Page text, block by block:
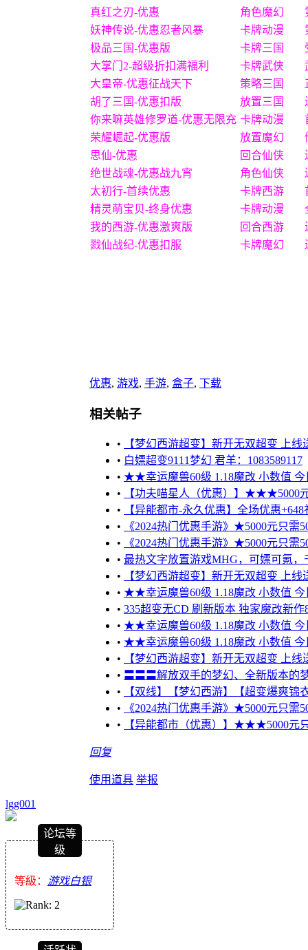
真红之刃-优惠 角色魔幻
妖神传说-优惠忍者风暴
卡牌动漫
极品三国-优惠版
卡牌三国
大掌门2-超级折扣满福利
卡牌武侠
大皇帝-优惠征战天下
策略三国
胡了三国-优惠扣版
放置三国
你来嘛英雄修罗道-优惠无限充 卡牌动漫
荣耀崛起-优惠版
放置魔幻
思仙-优惠
回合仙侠
绝世战魂-优惠战九宵
角色仙侠
太初行-首续优惠
卡牌西游
精灵萌宝贝-终身优惠
卡牌动漫
我的西游-优惠激爽版
回合西游
戮仙战纪-优惠扣服
卡牌魔幻
优惠, 游戏, 手游, 盒子, 下载
相关帖子
•
【梦幻西游超变】新开无双超变 上线
• 白嫖超变9111梦幻 君羊：1083589117
• ★★幸运魔兽60级 1.18魔改 小数值
•
【功夫喵星人（优惠）】
•
【异能都市-永久优惠】全场优惠
•
《2024热门优惠手游》★5000元只
•
《2024热门优惠手游》★5000元只
• 最热文字放置游戏MHG，可嫖可氪，
•
【梦幻西游超变】新开无双超变 上线
• ★★幸运魔兽60级 1.18魔改 小数值
• 335超变无CD 刷新版本 独家魔改新
• ★★幸运魔兽60级 1.18魔改 小数值
• ★★幸运魔兽60级 1.18魔改 小数值
•
【梦幻西游超变】新开无双超变 上线
• 〓〓〓解放双手的梦幻、全新版本的
•
【双线】【梦幻西游】【超变爆爽锦
•
《2024热门优惠手游》★5000元只
•
【异能都市（优惠）】★★★5000
回复
使用道具 举报
lgg001
论坛等
级
等級： 游戏白银